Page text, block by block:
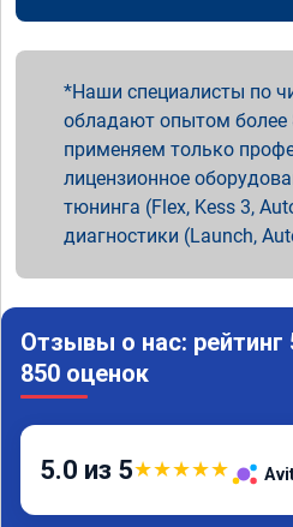
Наши специалисты по
обладают опытом
применяем только
лицензионное
тюнинга (Flex, Kess 3,
диагностики (Launch,
Отзывы о нас: рейтинг
850 оценок
5.0 из 5★★★★★